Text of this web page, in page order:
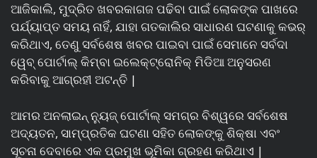
ଆଜିକାଲି, ମୁଦ୍ରିତ ଖବରକାଗଜ ପଢିବା ପାଇଁ ଲୋକଙ୍କ ପାଖରେ
ପର୍ଯ୍ୟାପ୍ତ ସମୟ ନାହିଁ, ଯାହା ଗତକାଲିର ସାଧାରଣ ଘଟଣାକୁ କଭର୍
କରିଥାଏ, ତେଣୁ ସର୍ବଶେଷ ଖବର ପାଇବା ପାଇଁ ସେମାନେ ସର୍ବଦା
ୱେବ୍ ପୋର୍ଟାଲ୍ କିମ୍ବା ଇଲେକ୍ଟ୍ରୋନିକ୍ ମିଡିଆ ଅନୁସରଣ
କରିବାକୁ ଆଗ୍ରହୀ ଅଟନ୍ତି |
ଆମର ଅନଲାଇନ୍ ନ୍ୟୁଜ୍ ପୋର୍ଟାଲ୍ ସମଗ୍ର ବିଶ୍ୱରେ ସର୍ବଶେଷ
ଅଦ୍ୟତନ, ସାମ୍ପ୍ରତିକ ଘଟଣା ସହିତ ଲୋକଙ୍କୁ ଶିକ୍ଷା ଏବଂ
ସୂଚନା ଦେବାରେ ଏକ ପ୍ରମୁଖ ଭୂମିକା ଗ୍ରହଣ କରିଥାଏ |